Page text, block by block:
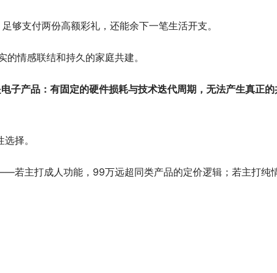
够支付两份高额彩礼，还能余下一笔生活开支。
情感联结和持久的家庭共建。
子产品：有固定的硬件损耗与技术迭代周期，无法产生真正的
择。
若主打成人功能，99万远超同类产品的定价逻辑；若主打纯